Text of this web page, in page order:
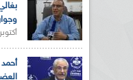
أكتوبر 27, 2021 |
أحمد